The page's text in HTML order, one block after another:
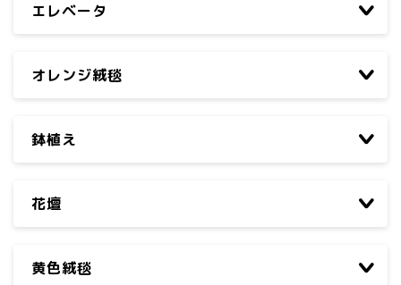
エレベータ
オレンジ絨毯
鉢植え
花壇
黄色絨毯